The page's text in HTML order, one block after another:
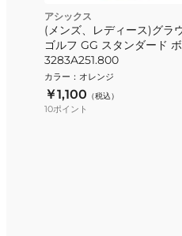
アシックス
(メンズ、レディース)グラ
ゴルフ GG スタンダード
3283A251.800
カラー ： オレンジ
￥1,100 （税込）
10ポイント